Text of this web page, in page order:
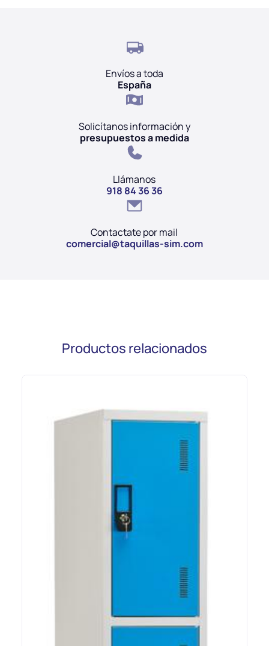
Envíos a toda
España
Solicítanos información y
presupuestos a medida
Llámanos
918 84 36 36
Contactate por mail
comercial@taquillas-sim.com
Productos relacionados